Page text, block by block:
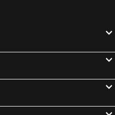
プリンス ソウル